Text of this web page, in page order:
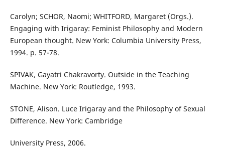
Carolyn; SCHOR, Naomi; WHITFORD, Margaret (Orgs.).
Engaging with Irigaray: Feminist Philosophy and Modern
European thought. New York: Columbia University Press,
1994. p. 57-78.
SPIVAK, Gayatri Chakravorty. Outside in the Teaching
Machine. New York: Routledge, 1993.
STONE, Alison. Luce Irigaray and the Philosophy of Sexual
Difference. New York: Cambridge
University Press, 2006.